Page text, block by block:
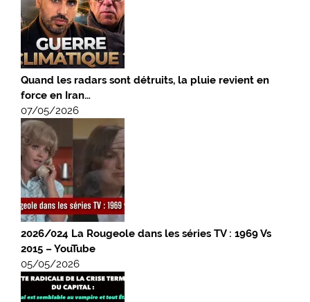
Quand les radars sont détruits, la pluie revient en
force en Iran…
07/05/2026
2026/024 La Rougeole dans les séries TV : 1969 Vs
2015 – YouTube
05/05/2026